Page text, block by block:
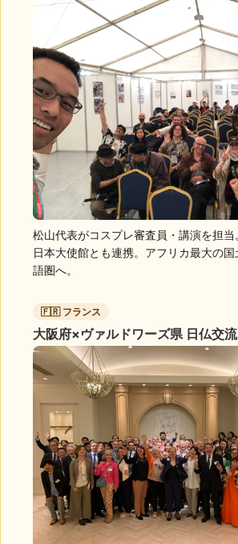
松山代表がコスプレ審査員・講演を担
日本大使館とも連携。アフリカ最大の
語圏へ。
🇫🇷 フランス
大阪府×ヴァルドワーズ県 日仏交